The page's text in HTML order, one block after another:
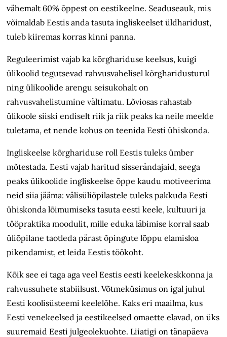
vähemalt 60% õppest on eestikeelne. Seaduseauk, mis
võimaldab Eestis anda tasuta ingliskeelset üldharidust,
tuleb kiiremas korras kinni panna.
Reguleerimist vajab ka kõrghariduse keelsus, kuigi
ülikoolid tegutsevad rahvusvahelisel kõrgharidusturul
ning ülikoolide arengu seisukohalt on
rahvusvahelistumine vältimatu. Lõviosas rahastab
ülikoole siiski endiselt riik ja riik peaks ka neile meelde
tuletama, et nende kohus on teenida Eesti ühiskonda.
Ingliskeelse kõrghariduse roll Eestis tuleks ümber
mõtestada. Eesti vajab haritud sisserändajaid, seega
peaks ülikoolide ingliskeelse õppe kaudu motiveerima
neid siia jääma: välisüliõpilastele tuleks pakkuda Eesti
ühiskonda lõimumiseks tasuta eesti keele, kultuuri ja
tööpraktika moodulit, mille eduka läbimise korral saab
üliõpilane taotleda pärast õpingute lõppu elamisloa
pikendamist, et leida Eestis töökoht.
Kõik see ei taga aga veel Eestis eesti keelekeskkonna ja
rahvussuhete stabiilsust. Võtmeküsimus on igal juhul
Eesti koolisüsteemi keelelõhe. Kaks eri maailma, kus
Eesti venekeelsed ja eestikeelsed omaette elavad, on üks
suuremaid Eesti julgeolekuohte. Liiatigi on tänapäeva